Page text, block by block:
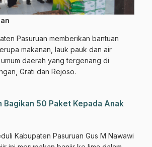
Pasuruan memberikan bantuan
makanan, lauk pauk dan air
daerah yang tergenang di
Grati dan Rejoso.
Bagikan 50 Paket Kepada Anak
Kabupaten Pasuruan Gus M Nawawi